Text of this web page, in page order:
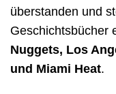
überstanden und
Geschichtsbücher
Nuggets, Los
und Miami Heat.